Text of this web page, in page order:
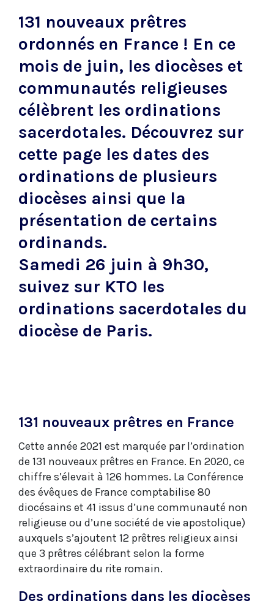
131 nouveaux prêtres
ordonnés en France ! En ce
mois de juin, les diocèses et
communautés religieuses
célèbrent les ordinations
sacerdotales. Découvrez sur
cette page les dates des
ordinations de plusieurs
diocèses ainsi que la
présentation de certains
ordinands.
Samedi 26 juin à 9h30,
suivez sur KTO les
ordinations sacerdotales du
diocèse de Paris.
131 nouveaux prêtres en France
Cette année 2021 est marquée par l’ordination
de 131 nouveaux prêtres en France. En 2020, ce
chiffre s’élevait à 126 hommes. La Conférence
des évêques de France comptabilise 80
diocésains et 41 issus d’une communauté non
religieuse ou d’une société de vie apostolique)
auxquels s’ajoutent 12 prêtres religieux ainsi
que 3 prêtres célébrant selon la forme
extraordinaire du rite romain.
Des ordinations dans les diocèses